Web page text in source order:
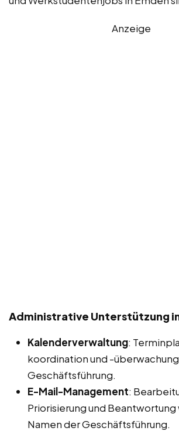
Anzeige
Administrative Unterstützung
Kalenderverwaltung:
koordination und -
Geschäftsführung.
E-Mail-Management:
Priorisierung und Beantwortung
Namen der Geschäftsführung.